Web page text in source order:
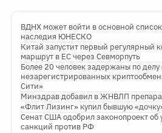
ВДНХ может войти в основной
наследия ЮНЕСКО
Китай запустит первый регулярный
маршрут в ЕС через Севморпуть
Более 20 человек задержаны по делу
незарегистрированных
Сити»
Минздрав добавил в ЖНВЛП
«Флит Лизинг» купил бывшую
Сенат США одобрил законопроект об
санкций против РФ